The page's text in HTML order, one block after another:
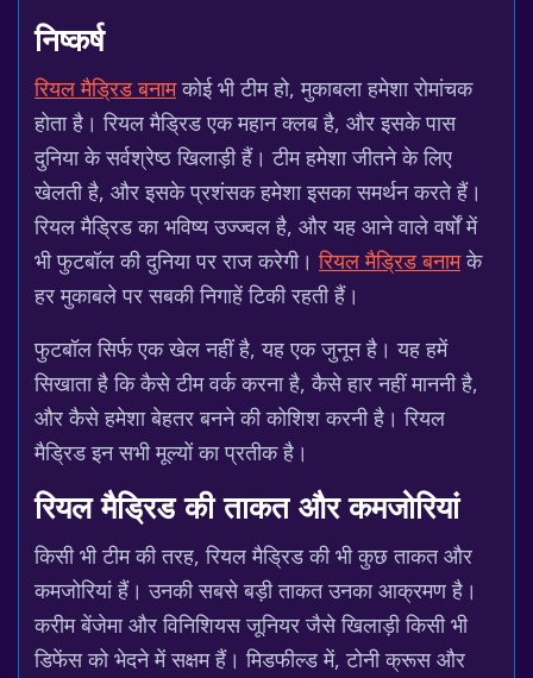
निष्कर्ष
रियल मैड्रिड बनामकोई भी टीम हो, मुकाबला हमेशा रोमांचक
होता है। रियल मैड्रिड एक महान क्लब है, और इसके पास
दुनिया के सर्वश्रेष्ठ खिलाड़ी हैं। टीम हमेशा जीतने के लिए
खेलती है, और इसके प्रशंसक हमेशा इसका समर्थन करते हैं।
रियल मैड्रिड का भविष्य उज्ज्वल है, और यह आने वाले वर्षों में
भी फुटबॉल की दुनिया पर राज करेगी।रियल मैड्रिड बनामके
हर मुकाबले पर सबकी निगाहें टिकी रहती हैं।
फुटबॉल सिर्फ एक खेल नहीं है, यह एक जुनून है। यह हमें
सिखाता है कि कैसे टीम वर्क करना है, कैसे हार नहीं माननी है,
और कैसे हमेशा बेहतर बनने की कोशिश करनी है। रियल
मैड्रिड इन सभी मूल्यों का प्रतीक है।
रियल मैड्रिड की ताकत और कमजोरियां
किसी भी टीम की तरह, रियल मैड्रिड की भी कुछ ताकत और
कमजोरियां हैं। उनकी सबसे बड़ी ताकत उनका आक्रमण है।
करीम बेंजेमा और विनिशियस जूनियर जैसे खिलाड़ी किसी भी
डिफेंस को भेदने में सक्षम हैं। मिडफील्ड में, टोनी क्रूस और